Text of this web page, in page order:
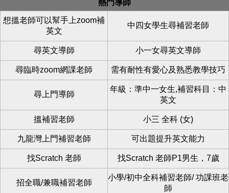
熱門導師
想搵老師可以幫手上zoom補
英文
中四女學生尋補習老師
尋英文導師 小一女尋英文導師
尋臨時zoom網課老師 需有耐性有愛心及熟悉教學技巧
尋上門導師
年級：準中一女生,補習科目：中
英文
搵補習老師 小三 全科 (女)
九龍灣上門補習老師 可出題提升英文能力
找Scratch 老師 找Scratch 老師P1男生，7歲
招全職/兼職補習老師
小學/初中全科補習老師/ 功課班老
師